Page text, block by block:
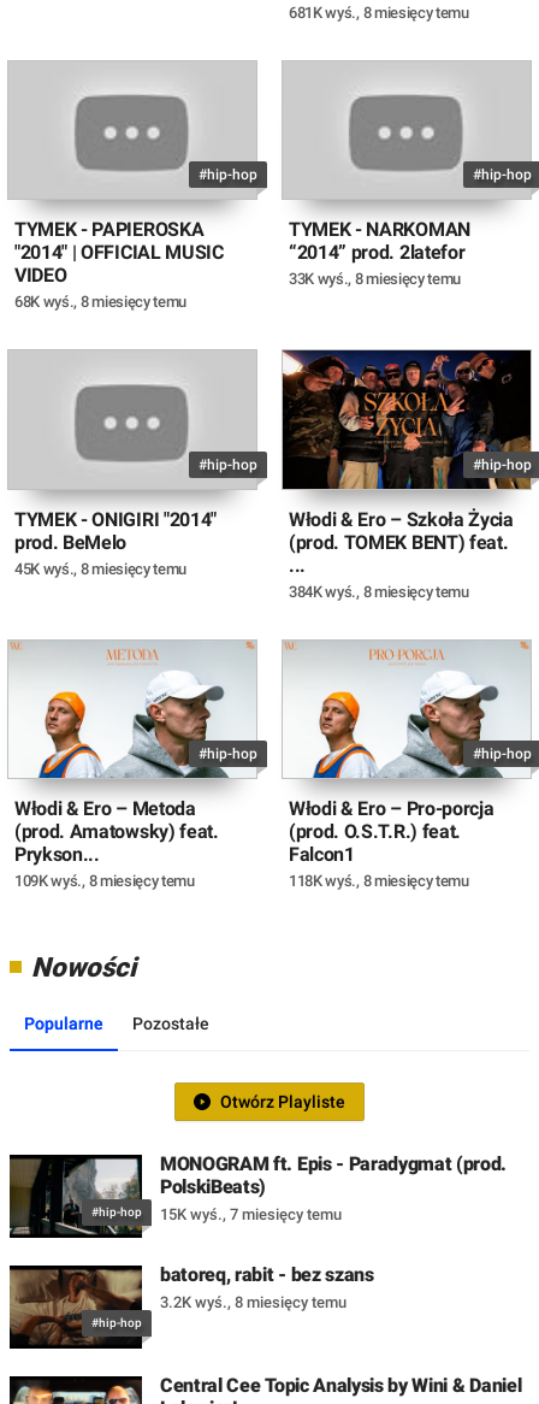
681K wyś., 8 miesięcy temu
#hip-hop
TYMEK - PAPIEROSKA
"2014" | OFFICIAL MUSIC
VIDEO
68K wyś., 8 miesięcy temu
#hip-hop
TYMEK - NARKOMAN
“2014” prod. 2latefor
33K wyś., 8 miesięcy temu
#hip-hop
TYMEK - ONIGIRI "2014"
prod. BeMelo
45K wyś., 8 miesięcy temu
#hip-hop
Włodi & Ero – Szkoła Życia
(prod. TOMEK BENT) feat.
...
384K wyś., 8 miesięcy temu
#hip-hop
Włodi & Ero – Metoda
(prod. Amatowsky) feat.
Prykson...
109K wyś., 8 miesięcy temu
#hip-hop
Włodi & Ero – Pro-porcja
(prod. O.S.T.R.) feat.
Falcon1
118K wyś., 8 miesięcy temu
Nowości
Popularne Pozostałe
Otwórz Playliste
#hip-hop
MONOGRAM ft. Epis - Paradygmat (prod.
PolskiBeats)
15K wyś., 7 miesięcy temu
#hip-hop
batoreq, rabit - bez szans
3.2K wyś., 8 miesięcy temu
Central Cee Topic Analysis by Wini & Daniel